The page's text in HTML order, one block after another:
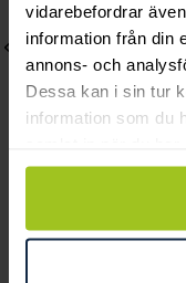
vidarebefordrar
information från din
annons- och
Dessa kan i sin tur
information som du
Meja hänge 18K